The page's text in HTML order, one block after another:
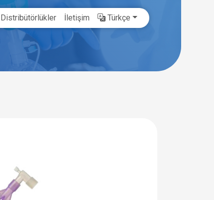
Distribütörlükler İletişim Türkçe